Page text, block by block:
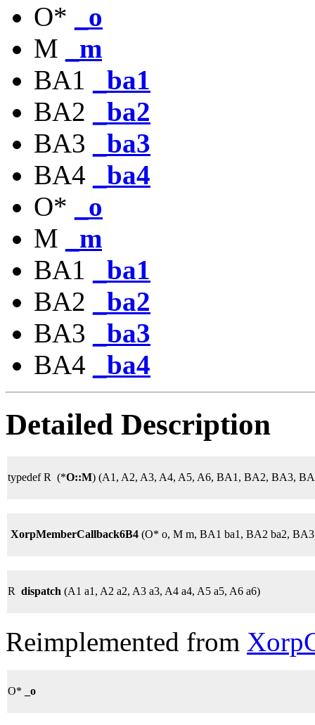
O*
_o
M
_m
BA1
_ba1
BA2
_ba2
BA3
_ba3
BA4
_ba4
O*
_o
M
_m
BA1
_ba1
BA2
_ba2
BA3
_ba3
BA4
_ba4
Detailed Description
typedef R (*O::M) (A1, A2, A3, A4, A5, A6, BA1, BA2, BA3,
XorpMemberCallback6B4 (O* o, M m, BA1 ba1, BA2 ba2,
R dispatch (A1 a1, A2 a2, A3 a3, A4 a4, A5 a5, A6 a6)
Reimplemented from
O* _o